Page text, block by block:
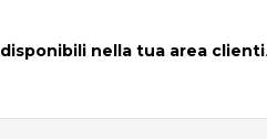
nella tua area clienti